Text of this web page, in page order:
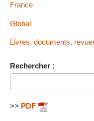
France
Global
Livres, documents,
Rechercher :
>> PDF